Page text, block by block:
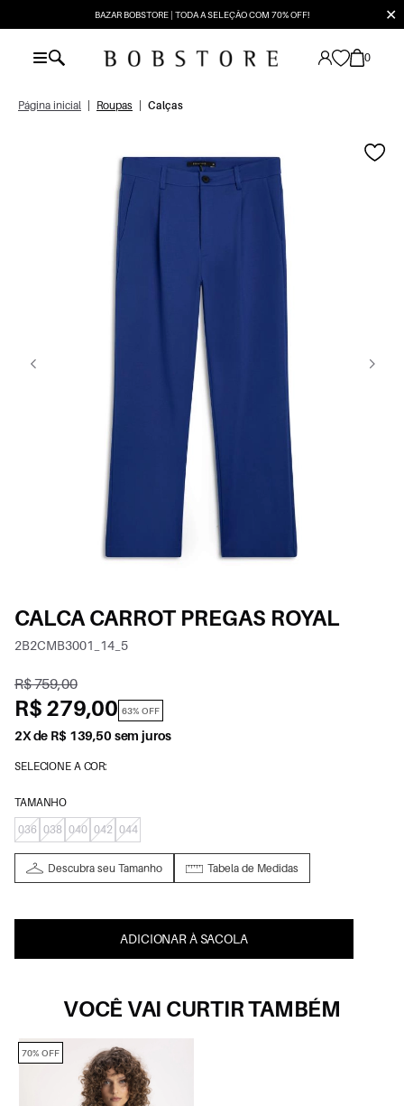
BAZAR BOBSTORE | TODA A SELEÇÃO COM 70% OFF! ✕
0
Página inicial Roupas Calças
CALCA CARROT PREGAS ROYAL
2B2CMB3001_14_5
R$ 759,00
R$ 279,00 63% OFF
2X de R$ 139,50 sem juros
SELECIONE A COR:
TAMANHO
036 038 040 042 044
Descubra seu Tamanho Tabela de Medidas
ADICIONAR À SACOLA
VOCÊ VAI CURTIR TAMBÉM
70% OFF